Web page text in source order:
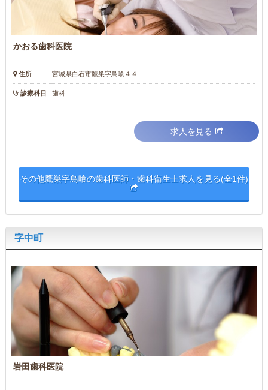
かおる歯科医院
住所 宮城県白石市鷹巣字鳥喰４４
診療科目 歯科
求人を見る
その他鷹巣字鳥喰の歯科医師・歯科衛生士求人を見る(全1件)
字中町
岩田歯科医院